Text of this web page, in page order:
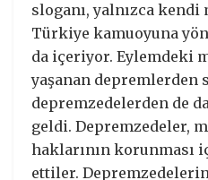
sloganı, yalnızca
Türkiye kamuoyuna
da içeriyor. Eylemdeki
yaşanan depremlerden
depremzedelerden de
geldi. Depremzedeler,
haklarının korunması
ettiler.